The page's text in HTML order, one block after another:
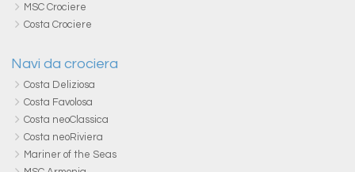
MSC Crociere
Costa Crociere
Navi da crociera
Costa Deliziosa
Costa Favolosa
Costa neoClassica
Costa neoRiviera
Mariner of the Seas